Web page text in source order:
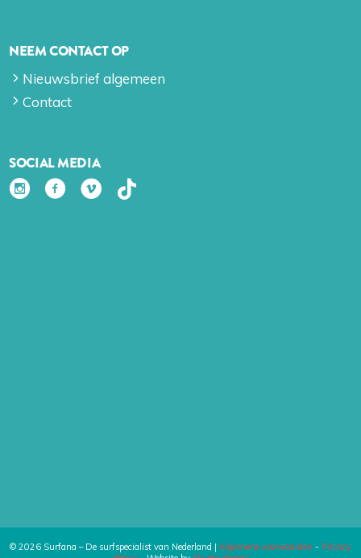
NEEM CONTACT OP
Nieuwsbrief algemeen
Contact
SOCIAL MEDIA
© 2026 Surfana – De surfspecialist van Nederland | Algemene voorwaarden - Privacy